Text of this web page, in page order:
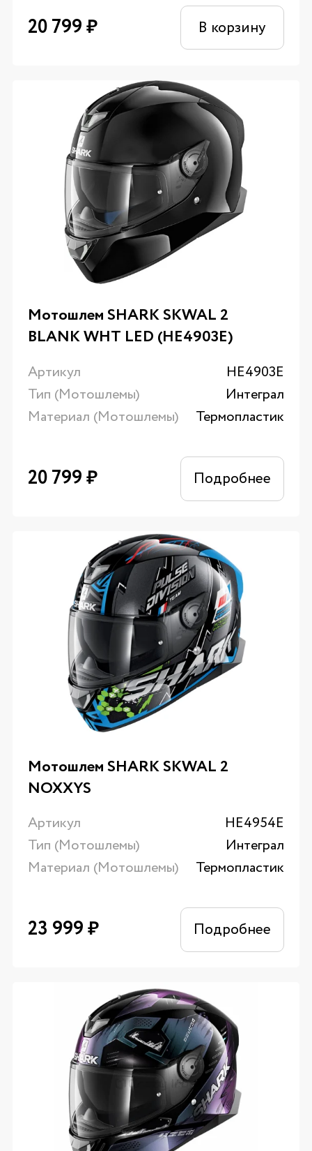
20 799₽ В корзину
Мотошлем SHARK SKWAL 2
BLANK WHT LED (HE4903E)
Артикул
HE4903E
Тип (Мотошлемы)
Интеграл
Материал (Мотошлемы)
Термопластик
20 799₽ Подробнее
Мотошлем SHARK SKWAL 2
NOXXYS
Артикул
HE4954E
Тип (Мотошлемы)
Интеграл
Материал (Мотошлемы)
Термопластик
23 999₽ Подробнее